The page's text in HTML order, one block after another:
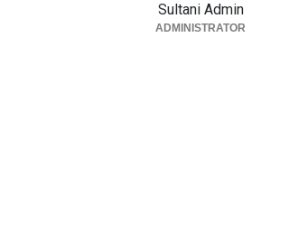
Sultani Admin
ADMINISTRATOR